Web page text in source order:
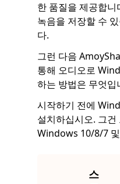
한 품질을 제공합
녹음을 저장할 수
다.
그런 다음
통해 오디오로
하는 방법은 무엇입
시작하기 전에
설치하십시오. 그
Windows 10/8/7
스